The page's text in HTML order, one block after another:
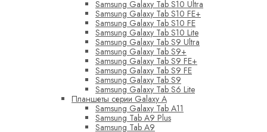
Samsung Galaxy Tab S10 Ultra
Samsung Galaxy Tab S10 FE+
Samsung Galaxy Tab S10 FE
Samsung Galaxy Tab S10 Lite
Samsung Galaxy Tab S9 Ultra
Samsung Galaxy Tab S9+
Samsung Galaxy Tab S9 FE+
Samsung Galaxy Tab S9 FE
Samsung Galaxy Tab S9
Samsung Galaxy Tab S6 Lite
Планшеты серии Galaxy A
Samsung Galaxy Tab A11
Samsung Tab A9 Plus
Samsung Tab A9